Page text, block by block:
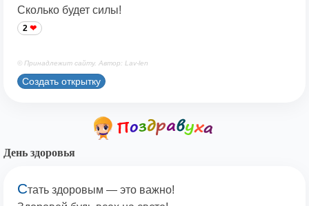
Сколько будет силы!
2
© Принадлежит сайту. Автор: Lav-len
Создать открытку
День здоровья
Стать здоровым — это важно!